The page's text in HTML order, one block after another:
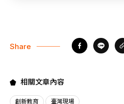
Share
相關文章內容
創新教育 臺灣現場